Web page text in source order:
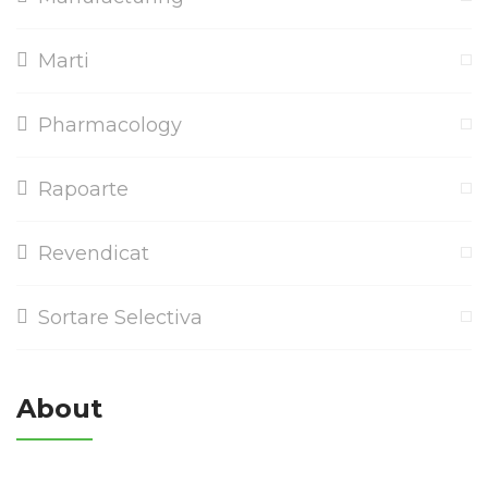
Marti
Pharmacology
Rapoarte
Revendicat
Sortare Selectiva
About